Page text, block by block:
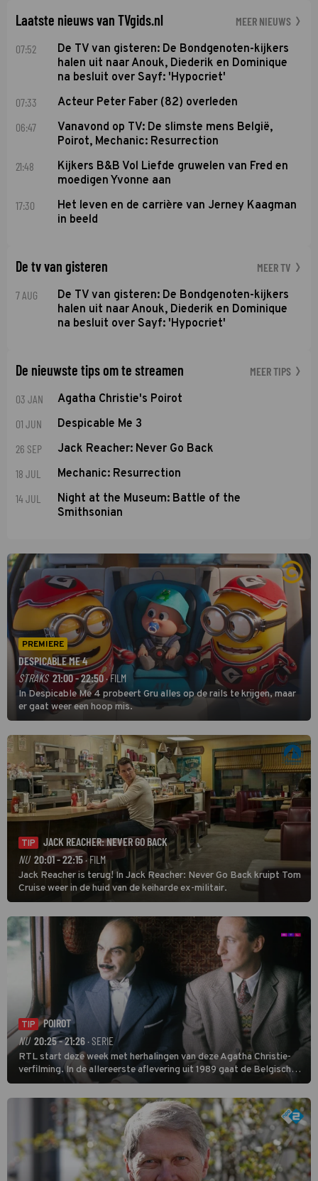
Laatste nieuws van TVgids.nl MEER NIEUWS
07:52
De TV van gisteren: De Bondgenoten-kijkers
halen uit naar Anouk, Diederik en Dominique
na besluit over Sayf: 'Hypocriet'
07:33 Acteur Peter Faber (82) overleden
06:47
Vanavond op TV: De slimste mens België,
Poirot, Mechanic: Resurrection
21:48
Kijkers B&B Vol Liefde gruwelen van Fred en
moedigen Yvonne aan
17:30
Het leven en de carrière van Jerney Kaagman
in beeld
De tv van gisteren MEER TV
7 AUG
De TV van gisteren: De Bondgenoten-kijkers
halen uit naar Anouk, Diederik en Dominique
na besluit over Sayf: 'Hypocriet'
De nieuwste tips om te streamen MEER TIPS
03 JAN Agatha Christie's Poirot
01 JUN Despicable Me 3
26 SEP Jack Reacher: Never Go Back
18 JUL Mechanic: Resurrection
14 JUL
Night at the Museum: Battle of the
Smithsonian
PREMIERE
DESPICABLE ME 4
STRAKS 21:00 - 22:50· FILM
In Despicable Me 4 probeert Gru alles op de rails te krijgen, maar
er gaat weer een hoop mis.
TIP
JACK REACHER: NEVER GO BACK
NU 20:01 - 22:15· FILM
Jack Reacher is terug! In Jack Reacher: Never Go Back kruipt Tom
Cruise weer in de huid van de keiharde ex-militair.
TIP
POIROT
NU 20:25 - 21:26 · SERIE
RTL start deze week met herhalingen van deze Agatha Christie-
verfilming. In de allereerste aflevering uit 1989 gaat de Belgische
speurder op zoek naar een vermiste kok. Poirot raakt al snel
verwikkeld in een moordzaak. (HH)